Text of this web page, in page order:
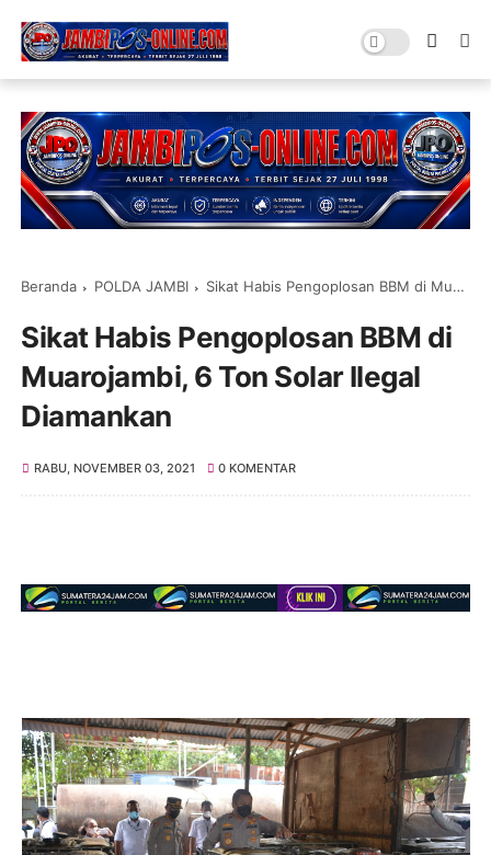
Beranda POLDA JAMBI Sikat Habis Pengoplosan BBM di Muarojambi, 6 Ton Solar Ilegal Diamankan
Sikat Habis Pengoplosan BBM di
Muarojambi, 6 Ton Solar Ilegal
Diamankan
RABU, NOVEMBER 03, 2021 0 KOMENTAR